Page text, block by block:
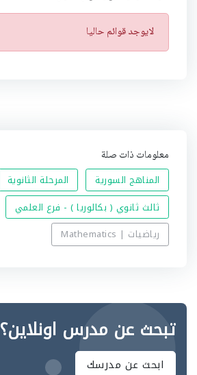
ت
ن
لايوجد قوائم حاليا
معلومات ذات صلة
المناهج السورية
المرحلة الثانوية
ثالث ثانوي ( بكالوريا ) - فرع العلمي
رياضيات | Mathematics
تبحث عن مدرس اونلاين؟
ابحث عن مدرسك